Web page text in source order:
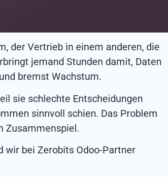
der Vertrieb in einem anderen, die
jemand Stunden damit, Daten
bremst Wachstum.
sie schlechte Entscheidungen
sinnvoll schien. Das Problem
Zusammenspiel.
wir bei Zerobits Odoo-Partner